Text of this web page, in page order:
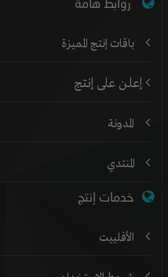
باقات إنتج المميزة
إعلن على إنتج
المدونة
المنتدي
خدمات إنتج
الأفلييت